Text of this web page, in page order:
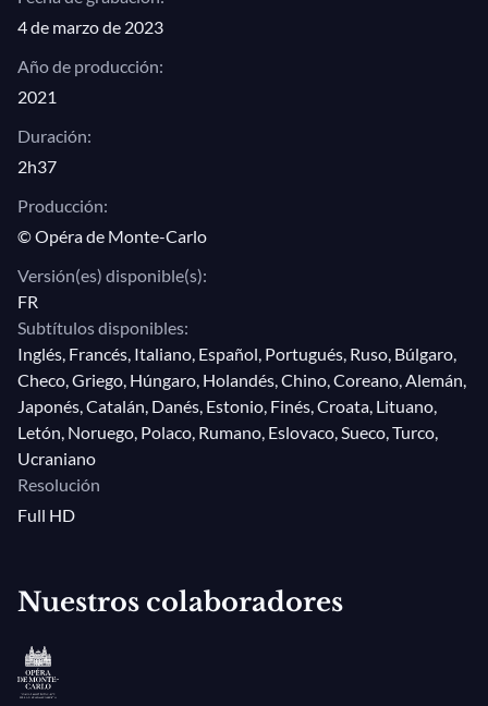
4 de marzo de 2023
Año de producción:
2021
Duración:
2h37
Producción:
© Opéra de Monte-Carlo
Versión(es) disponible(s):
FR
Subtítulos disponibles:
Inglés, Francés, Italiano, Español, Portugués, Ruso, Búlgaro,
Checo, Griego, Húngaro, Holandés, Chino, Coreano, Alemán,
Japonés, Catalán, Danés, Estonio, Finés, Croata, Lituano,
Letón, Noruego, Polaco, Rumano, Eslovaco, Sueco, Turco,
Ucraniano
Resolución
Full HD
Nuestros colaboradores